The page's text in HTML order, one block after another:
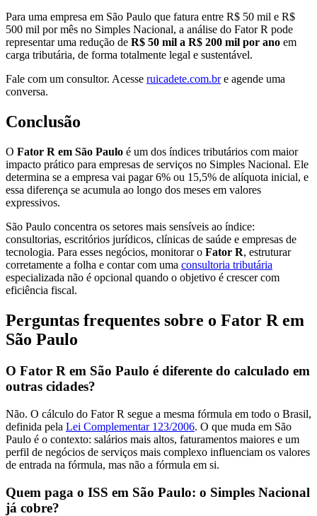
Para uma empresa em São Paulo que fatura entre R$ 50 mil e R$
500 mil por mês no Simples Nacional, a análise do Fator R pode
representar uma redução de R$ 50 mil a R$ 200 mil por ano em
carga tributária, de forma totalmente legal e sustentável.
Fale com um consultor. Acesse ruicadete.com.bre agende uma
conversa.
Conclusão
O Fator R em São Paulo é um dos índices tributários com maior
impacto prático para empresas de serviços no Simples Nacional. Ele
determina se a empresa vai pagar 6% ou 15,5% de alíquota inicial, e
essa diferença se acumula ao longo dos meses em valores
expressivos.
São Paulo concentra os setores mais sensíveis ao índice:
consultorias, escritórios jurídicos, clínicas de saúde e empresas de
tecnologia. Para esses negócios, monitorar o Fator R, estruturar
corretamente a folha e contar com uma consultoria tributária
especializada não é opcional quando o objetivo é crescer com
eficiência fiscal.
Perguntas frequentes sobre o Fator R em
São Paulo
O Fator R em São Paulo é diferente do calculado em
outras cidades?
Não. O cálculo do Fator R segue a mesma fórmula em todo o Brasil,
definida pela Lei Complementar 123/2006. O que muda em São
Paulo é o contexto: salários mais altos, faturamentos maiores e um
perfil de negócios de serviços mais complexo influenciam os valores
de entrada na fórmula, mas não a fórmula em si.
Quem paga o ISS em São Paulo: o Simples Nacional
já cobre?